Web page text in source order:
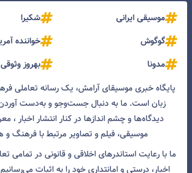
موسیقی ایرانی
شکیرا
گوگوش
خواننده
مدونا
بهروز وثوقی
پایگاه خبری موسیقای آرامش، یک رسانه تعاملی
زبان است. ما به دنبال جست‌و‌جو و به‌دست
دیدگاه‌ها و چشم انداز‌ها در کنار انتشار اخبار ،
موسیقی، فیلم و تصاویر مرتبط با فرهنگ و
ما با رعایت استاندرهای اخلاقی و قانونی در تمامی
اخبار، درستی و امانتداری خود را به اثبات